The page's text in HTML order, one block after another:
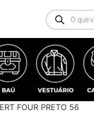
FOUR PRETO 56